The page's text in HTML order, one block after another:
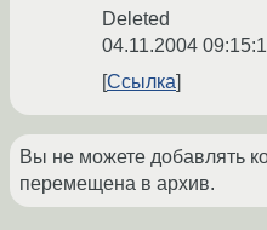
Deleted
04.11.2004
Ссылка
Вы не можете добавлять
перемещена в архив.